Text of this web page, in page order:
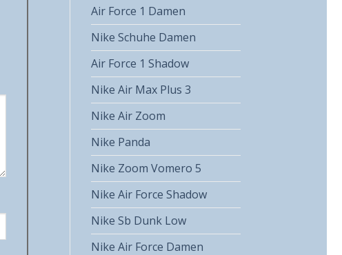
Air Force 1 Damen
Nike Schuhe Damen
Air Force 1 Shadow
Nike Air Max Plus 3
Nike Air Zoom
Nike Panda
Nike Zoom Vomero 5
Nike Air Force Shadow
Nike Sb Dunk Low
Nike Air Force Damen